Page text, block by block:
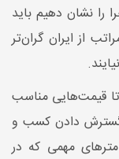
را نشان دهیم باید
از ایران گران‌تر
قیمت‌هایی مناسب
گسترش دادن کسب و
مهمی که در